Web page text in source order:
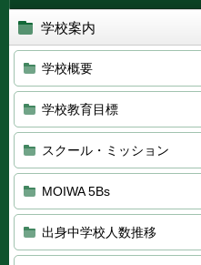
学校案内
学校概要
学校教育目標
スクール・ミッション
MOIWA 5Bs
出身中学校人数推移